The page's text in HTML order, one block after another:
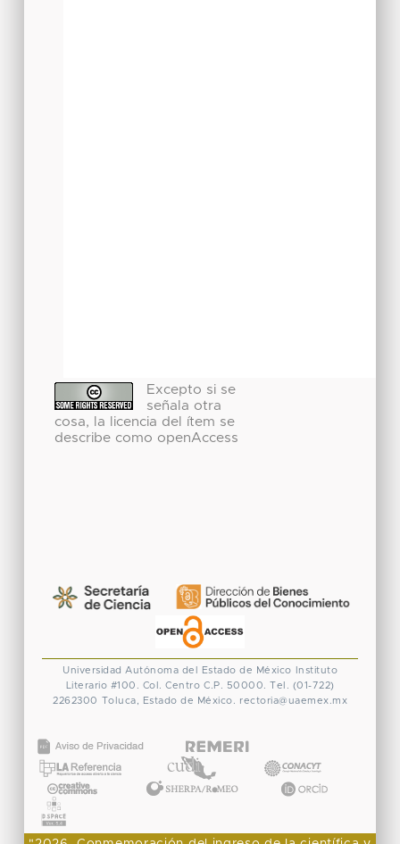
Excepto si se
señala otra
cosa, la licencia del ítem se
describe como openAccess
Universidad Autónoma del Estado de México
Instituto
Literario #100. Col. Centro C.P. 50000. Tel. (01-722)
2262300
Toluca, Estado de México. rectoria@uaemex.mx